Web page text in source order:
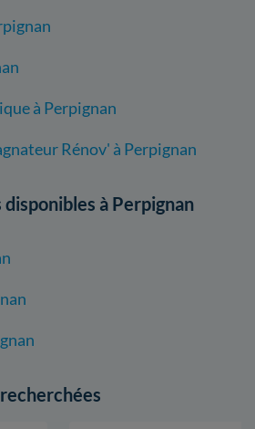
à Perpignan
Rénov' à Perpignan
à Perpignan